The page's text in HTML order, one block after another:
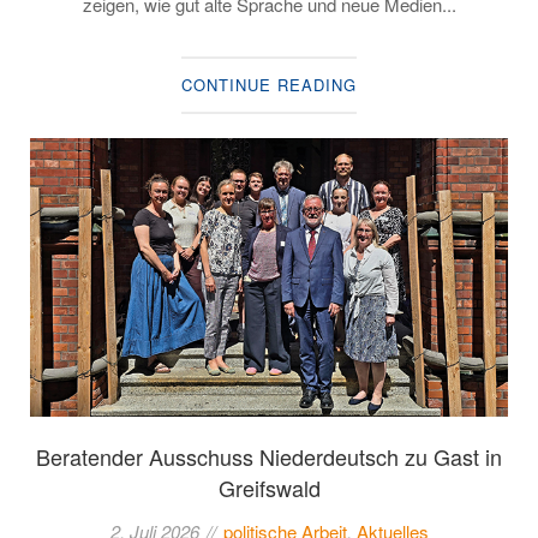
CONTINUE READING
Beratender Ausschuss Niederdeutsch zu Gast in
Greifswald
2. Juli 2026 politische Arbeit, Aktuelles